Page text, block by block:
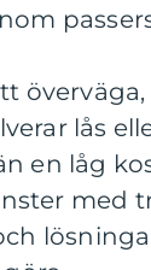
lås
en låg
med